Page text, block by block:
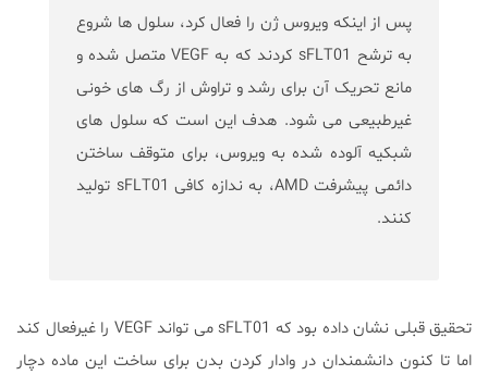
پس از اینکه ویروس ژن را فعال کرد، سلول ها شروع
به ترشح sFLT01 کردند که به VEGF متصل شده و
مانع تحریک آن برای رشد و تراوش از رگ های خونی
غیرطبیعی می شود. هدف این است که سلول های
شبکیه آلوده شده به ویروس، برای متوقف ساختن
دائمی پیشرفت AMD، به ندازه کافی sFLT01 تولید
کنند.
تحقیق قبلی نشان داده بود که sFLT01 می تواند VEGF را غیرفعال کند
اما تا کنون دانشمندان در وادار کردن بدن برای ساخت این ماده دچار